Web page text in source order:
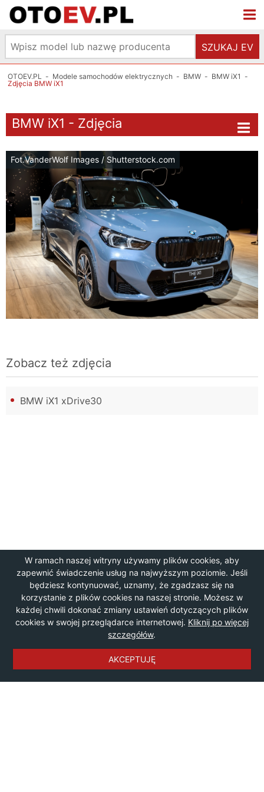
W ramach naszej witryny używamy plików cookies, aby
zapewnić świadczenie usług na najwyższym poziomie. Jeśli
będziesz kontynuować, uznamy, że zgadzasz się na
korzystanie z plików cookies na naszej stronie. Możesz w
każdej chwili dokonać zmiany ustawień dotyczących plików
cookies w swojej przeglądarce internetowej. Kliknij po więcej
szczegółów.
AKCEPTUJĘ
SZUKAJ EV
OTOEV.PL - Modele samochodów elektrycznych - BMW - BMW iX1 -
Zdjęcia BMW iX1
BMW iX1 - Zdjęcia
Fot.VanderWolf Images / Shutterstock.com
Zobacz też zdjęcia
BMW iX1 xDrive30